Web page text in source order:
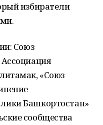
избиратели
Союз
«Союз
Башкортостан»
сообщества